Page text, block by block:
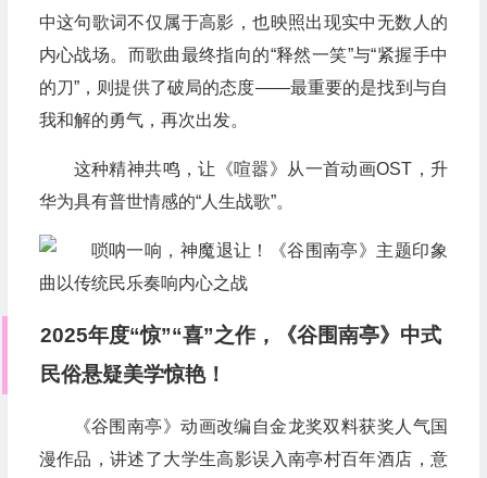
中这句歌词不仅属于高影，也映照出现实中无数人的
内心战场。而歌曲最终指向的“释然一笑”与“紧握手中
的刀”，则提供了破局的态度——最重要的是找到与自
我和解的勇气，再次出发。
这种精神共鸣，让《喧嚣》从一首动画OST，升
华为具有普世情感的“人生战歌”。
2025年度“惊”“喜”之作，《谷围南亭》中式
民俗悬疑美学惊艳！
《谷围南亭》动画改编自金龙奖双料获奖人气国
漫作品，讲述了大学生高影误入南亭村百年酒店，意